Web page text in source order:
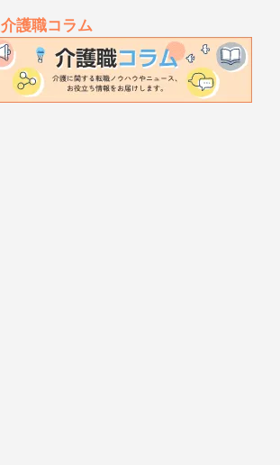
介護職コラム